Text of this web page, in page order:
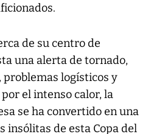
de su centro de
una alerta de tornado,
problemas logísticos y
el intenso calor, la
se ha convertido en una
insólitas de esta Copa del